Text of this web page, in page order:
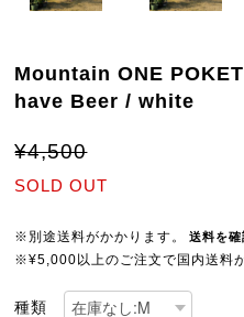
Mountain ONE
have Beer / white
¥4,500
SOLD OUT
※別途送料がかかります。 送料を確
※¥5,000以上のご注文で国内送料
種類